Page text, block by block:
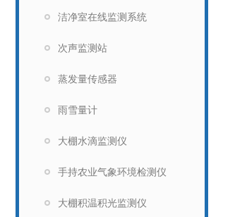
洁净室在线监测系统
次声监测站
蒸发量传感器
雨雪量计
大棚水滴监测仪
手持农业气象环境检测仪
大棚积温积光监测仪